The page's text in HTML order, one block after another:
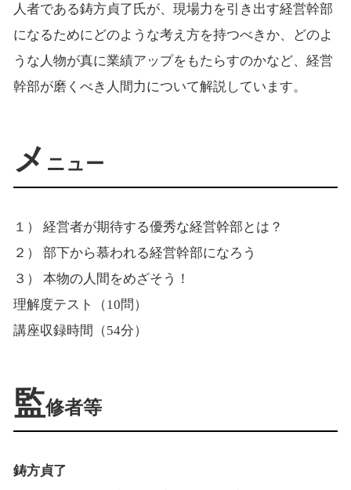
人者である鋳方貞了氏が、現場力を引き出す経営幹部
になるためにどのような考え方を持つべきか、どのよ
うな人物が真に業績アップをもたらすのかなど、経営
幹部が磨くべき人間力について解説しています。
メ ニュー
１） 経営者が期待する優秀な経営幹部とは？
２） 部下から慕われる経営幹部になろう
３） 本物の人間をめざそう！
理解度テスト（10問）
講座収録時間（54分）
監修者等
鋳方貞了